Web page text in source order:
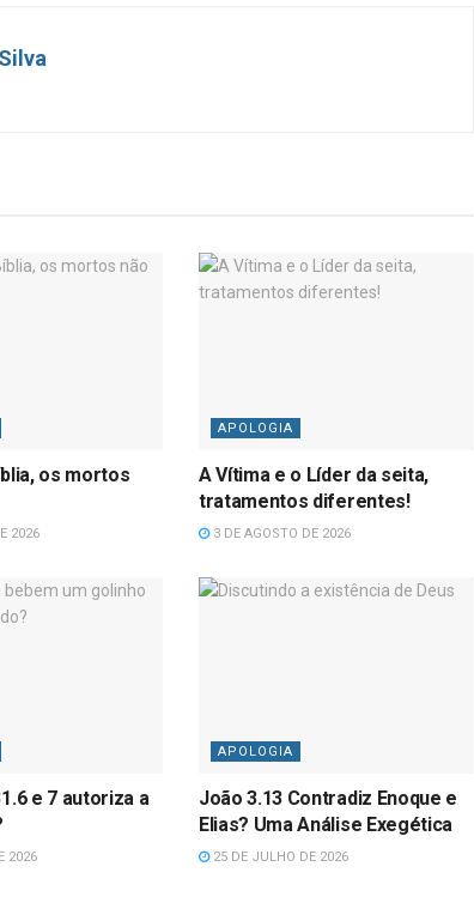
os mortos
2026
APOLOGIA
A Vítima e o Líder da seita,
tratamentos diferentes!
3 DE AGOSTO DE 2026
e 7 autoriza a
2026
APOLOGIA
João 3.13 Contradiz Enoque e
Elias? Uma Análise Exegética
25 DE JULHO DE 2026